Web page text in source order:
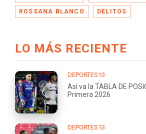
ROSSANA BLANCO DELITOS
LO MÁS RECIENTE
DEPORTES13
Así va la TABLA DE
Primera 2026
DEPORTES13